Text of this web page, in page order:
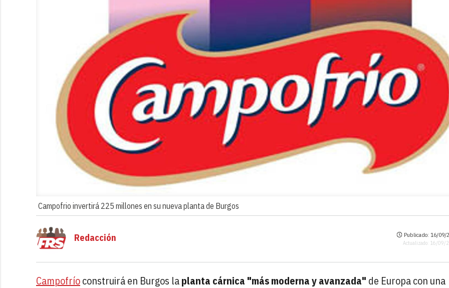
Campofrio invertirá 225 millones en su nueva planta de Burgos
Redacción Publicado: 16/09/
Actualizado: 16/09/
Campofríoconstruirá en Burgos laplanta cárnica "más moderna y avanzada" de Europa con una